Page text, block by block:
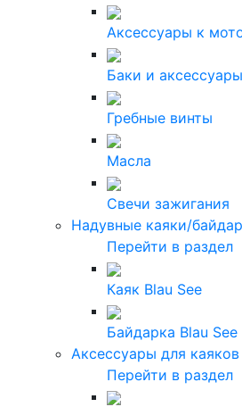
Аксессуары к
Баки и аксессуары
Гребные винты
Масла
Свечи зажигания
Надувные каяки/
Перейти в раздел
Каяк Blau See
Байдарка Blau See
Аксессуары для
Перейти в раздел